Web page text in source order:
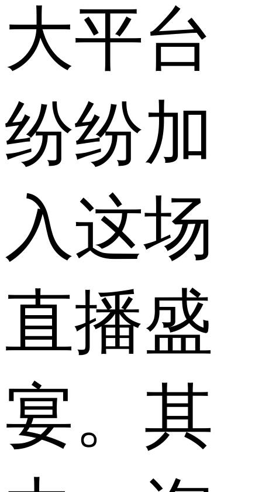
大平台
纷纷加
入这场
直播盛
宴。其